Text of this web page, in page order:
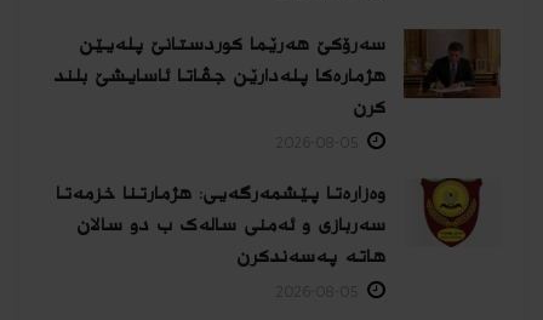
سەرۆکێ هەرێما کوردستانێ پلەیێن
هژمارەكا پلەدارێن جڤاتا ئاسایشێ بلند
كرن
وەزارەتا پێشمەرگەیی: هژمارتنا خزمەتا
سەربازی و ئەمنی سالەک ب دو سالان
هاتە پەسەندكرن